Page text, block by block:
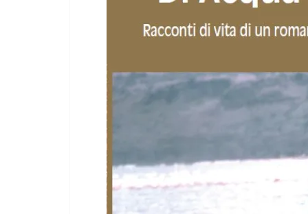
POLITICA
il conflitto alla